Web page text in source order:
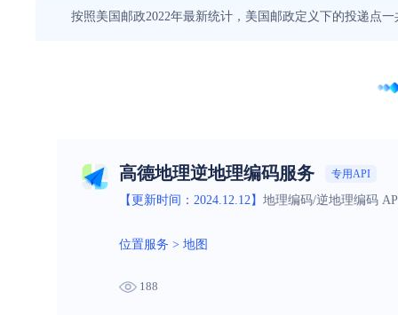
按照美国邮政2022年最新统计，美国邮政定义下的投递点
高德地理逆地理编码服务 专用API
【更新时间：2024.12.12】 地理编码/逆地理编码
位置服务 > 地图
188